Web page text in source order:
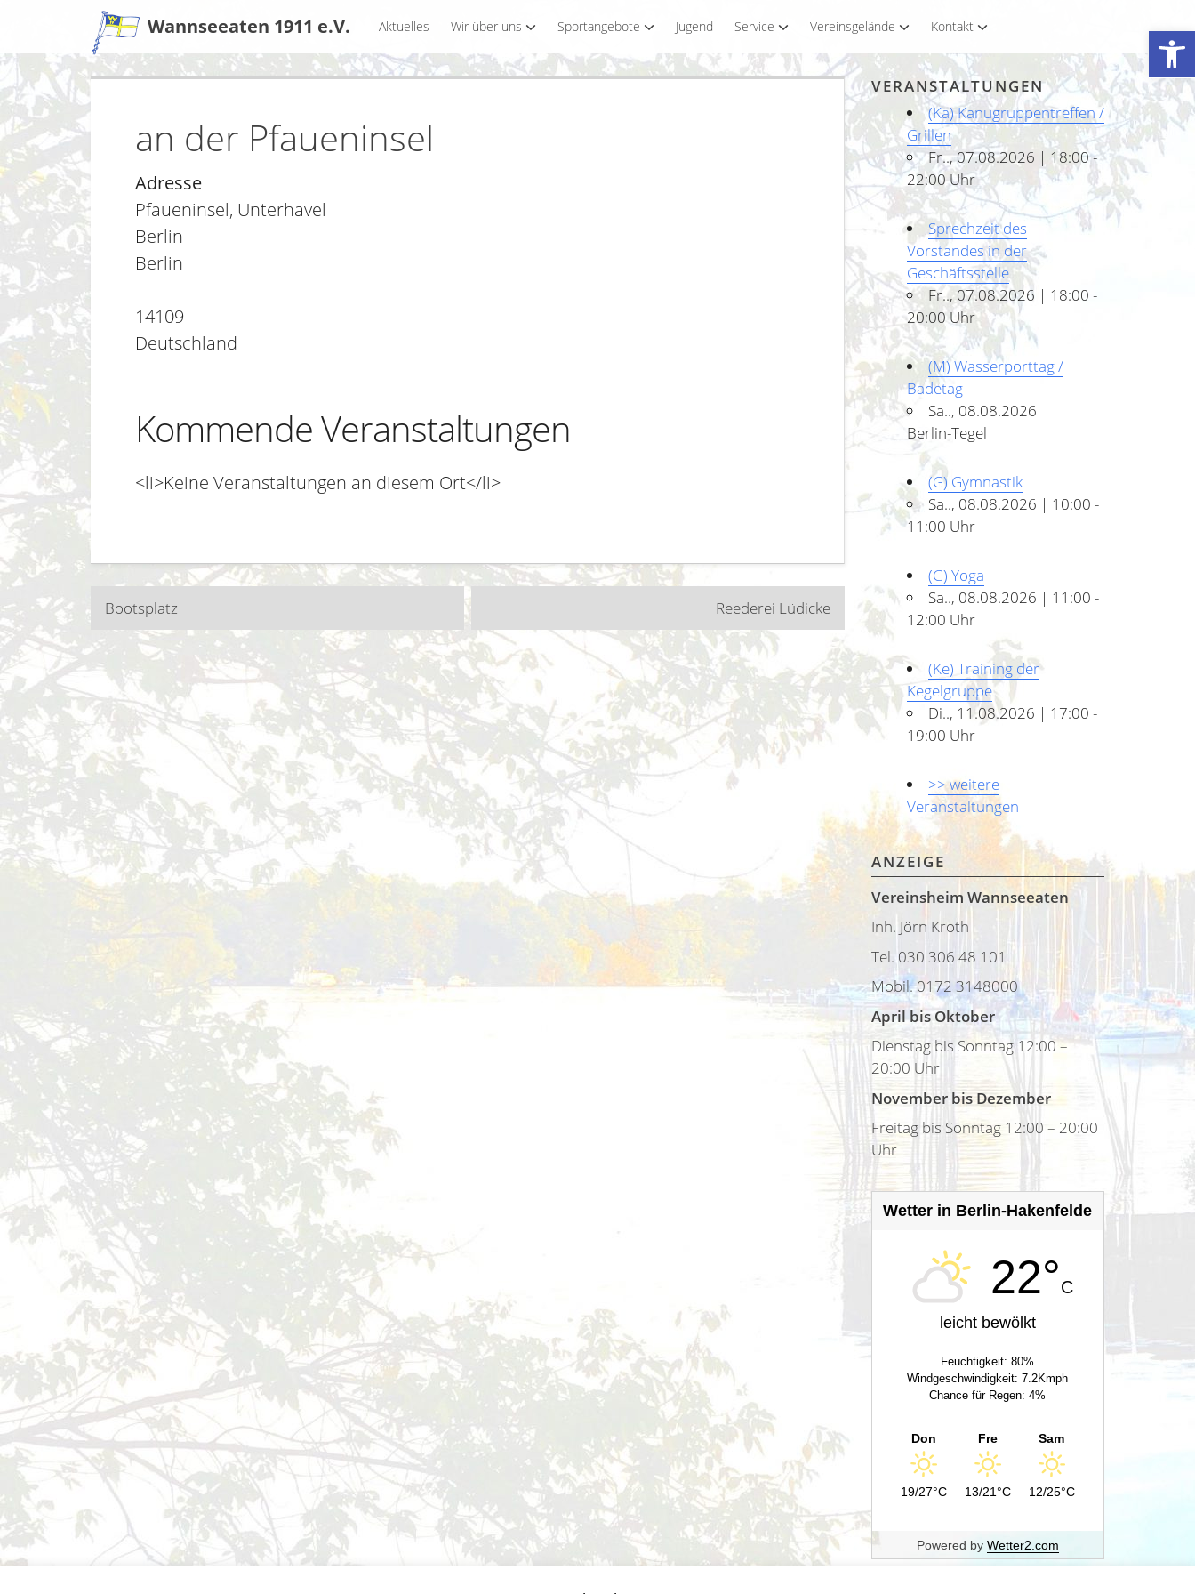
Werkzeugleiste öffnen
Wannseeaten 1911 e.V. Aktuelles Wir über uns Sportangebote Jugend Service Vereinsgelände Kontakt
an der Pfaueninsel
Adresse
Pfaueninsel, Unterhavel
Berlin
Berlin
14109
Deutschland
Kommende Veranstaltungen
<li>Keine Veranstaltungen an diesem Ort</li>
Beitragsnavigation
Bootsplatz Reederei Lüdicke
VERANSTALTUNGEN
(Ka) Kanugruppentreffen /
Grillen
Fr.., 07.08.2026 | 18:00 -
22:00 Uhr
Sprechzeit des
Vorstandes in der
Geschäftsstelle
Fr.., 07.08.2026 | 18:00 -
20:00 Uhr
(M) Wasserporttag /
Badetag
Sa.., 08.08.2026
Berlin-Tegel
(G) Gymnastik
Sa.., 08.08.2026 | 10:00 -
11:00 Uhr
(G) Yoga
Sa.., 08.08.2026 | 11:00 -
12:00 Uhr
(Ke) Training der
Kegelgruppe
Di.., 11.08.2026 | 17:00 -
19:00 Uhr
>> weitere
Veranstaltungen
ANZEIGE
Vereinsheim Wannseeaten
Inh. Jörn Kroth
Tel. 030 306 48 101
Mobil. 0172 3148000
April bis Oktober
Dienstag bis Sonntag 12:00 –
20:00 Uhr
November bis Dezember
Freitag bis Sonntag 12:00 – 20:00
Uhr
Wetter in Berlin-Hakenfelde
22°C
leicht bewölkt
Feuchtigkeit: 80%
Windgeschwindigkeit: 7.2Kmph
Chance für Regen: 4%
Don
19/27°C
Fre
13/21°C
Sam
12/25°C
Powered by Wetter2.com